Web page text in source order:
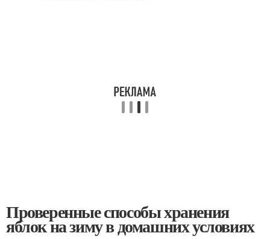
Проверенные способы хранения
яблок на зиму в домашних условиях